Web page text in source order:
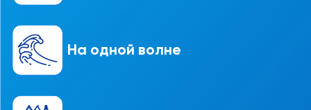
На одной волне